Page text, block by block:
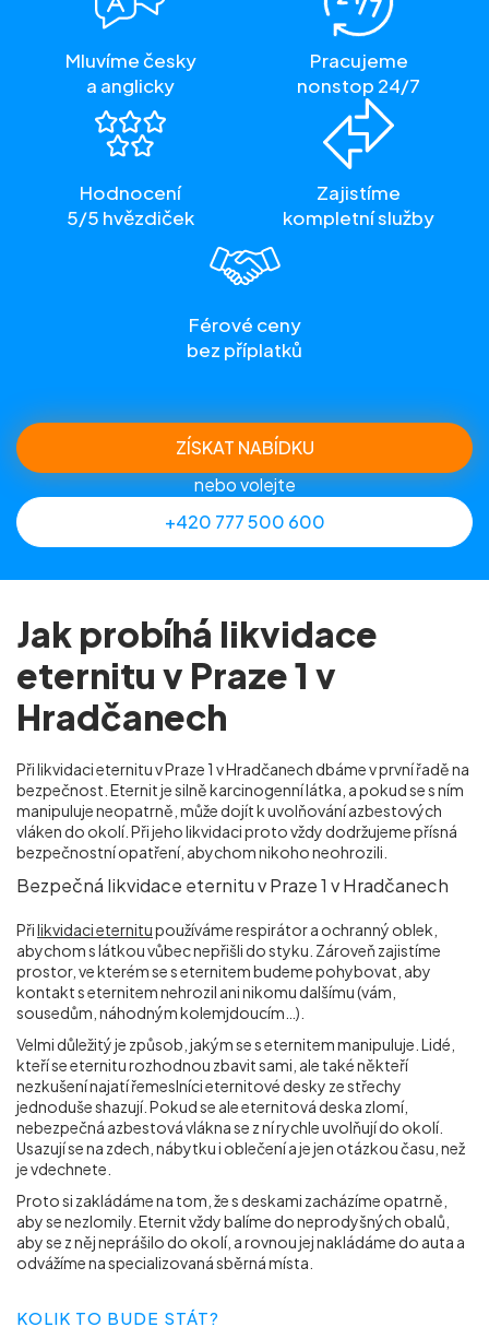
Mluvíme česky
a anglicky
Pracujeme
nonstop 24/7
Hodnocení
5/5 hvězdiček
Zajistíme
kompletní služby
Férové ceny
bez příplatků
ZÍSKAT NABÍDKU
nebo volejte
+420 777 500 600
Jak probíhá likvidace
eternitu v Praze 1 v
Hradčanech
Při likvidaci eternitu v Praze 1 v Hradčanech dbáme v první řadě na
bezpečnost. Eternit je silně karcinogenní látka, a pokud se s ním
manipuluje neopatrně, může dojít k uvolňování azbestových
vláken do okolí. Při jeho likvidaci proto vždy dodržujeme přísná
bezpečnostní opatření, abychom nikoho neohrozili.
Bezpečná likvidace eternitu v Praze 1 v Hradčanech
Přilikvidaci eternitupoužíváme respirátor a ochranný oblek,
abychom s látkou vůbec nepřišli do styku. Zároveň zajistíme
prostor, ve kterém se s eternitem budeme pohybovat, aby
kontakt s eternitem nehrozil ani nikomu dalšímu (vám,
sousedům, náhodným kolemjdoucím…).
Velmi důležitý je způsob, jakým se s eternitem manipuluje. Lidé,
kteří se eternitu rozhodnou zbavit sami, ale také někteří
nezkušení najatí řemeslníci eternitové desky ze střechy
jednoduše shazují. Pokud se ale eternitová deska zlomí,
nebezpečná azbestová vlákna se z ní rychle uvolňují do okolí.
Usazují se na zdech, nábytku i oblečení a je jen otázkou času, než
je vdechnete.
Proto si zakládáme na tom, že s deskami zacházíme opatrně,
aby se nezlomily. Eternit vždy balíme do neprodyšných obalů,
aby se z něj neprášilo do okolí, a rovnou jej nakládáme do auta a
odvážíme na specializovaná sběrná místa.
KOLIK TO BUDE STÁT?